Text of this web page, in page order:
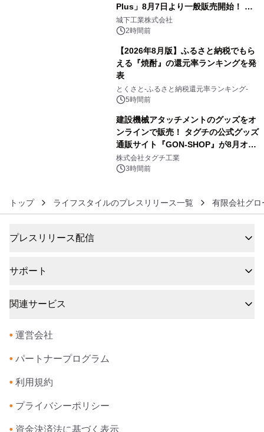
Plus」8月7日より一般販売開始！ ケ
ーブル1本つなぐだけ、テレビの音が
ぐっと豊かに
城下工業株式会社
2時間前
【2026年8月版】ふるさと納税でもら
える『焼酎』の還元率ランキングを発
表
とくさと-ふるさと納税還元率ランキング-
5時間前
建設機械アタッチメントのグッズをオ
ンラインで販売！ タグチの公式グッズ
通販サイト『GON-SHOP』が8月オー
プン
株式会社タグチ工業
3時間前
トップ ライフスタイルのプレスリリース一覧 有限会社グ
プレスリリース配信
サポート
関連サービス
• 運営会社
• パートナープログラム
• 利用規約
• プライバシーポリシー
• 資金決済法に基づく表示